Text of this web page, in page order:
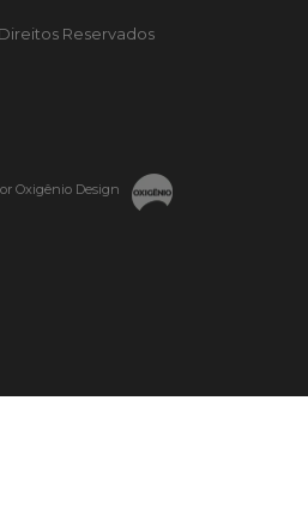
Reservados
Oxigênio Design